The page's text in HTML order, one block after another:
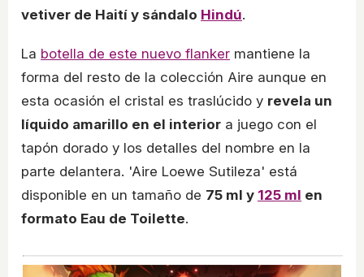
vetiver de Haití y sándalo Hindú.
La botella de este nuevo flanker mantiene la
forma del resto de la colección Aire aunque en
esta ocasión el cristal es traslúcido y revela un
líquido amarillo en el interior a juego con el
tapón dorado y los detalles del nombre en la
parte delantera. 'Aire Loewe Sutileza' está
disponible en un tamaño de 75 ml y 125 ml en
formato Eau de Toilette.